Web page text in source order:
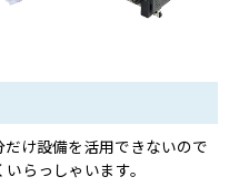
だけ設備を活用できないので
らっしゃいます。